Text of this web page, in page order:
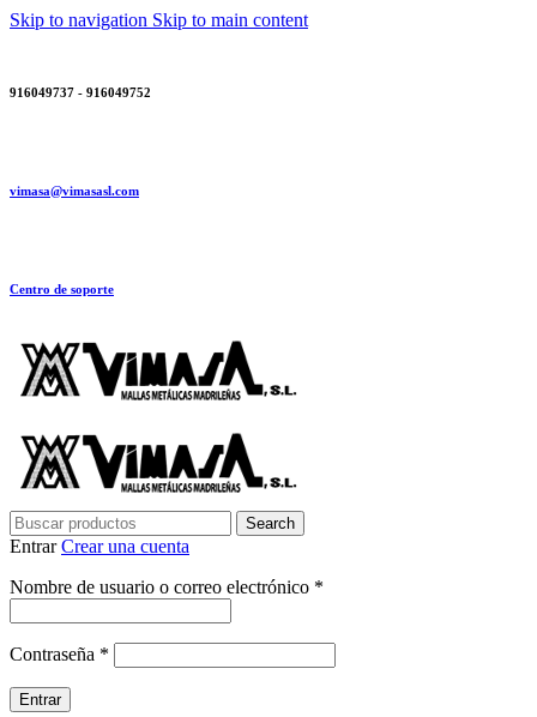
Skip to navigation Skip to main content
916049737 - 916049752
vimasa@vimasasl.com
Centro de soporte
Search
EntrarCrear una cuenta
Nombre de usuario o correo electrónico *
Contraseña *
Entrar